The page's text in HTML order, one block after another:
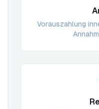
Vorauszahlung